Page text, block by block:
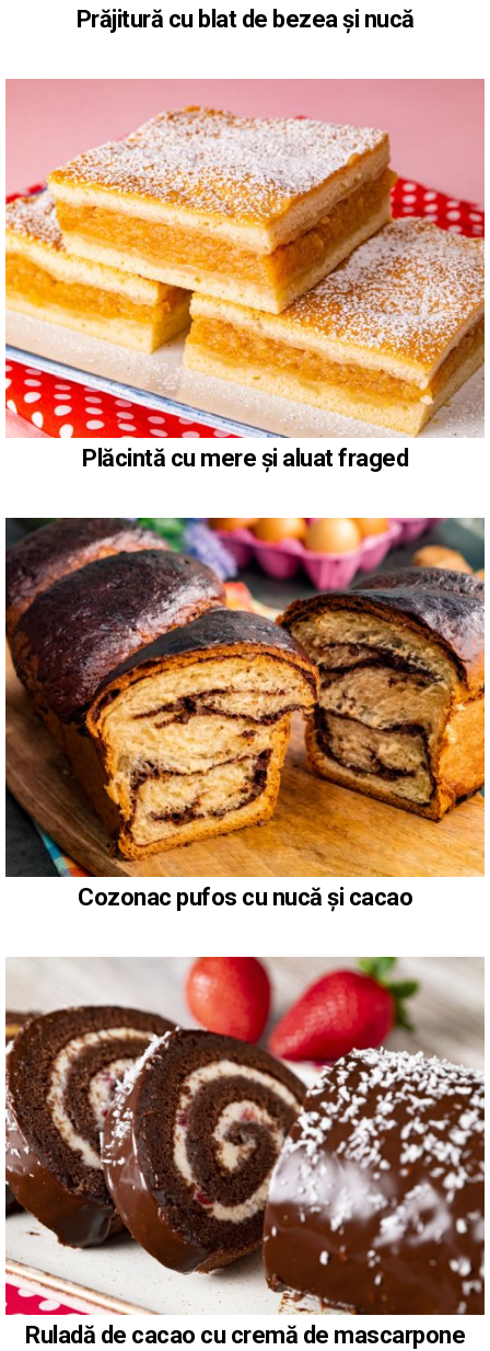
Prăjitură cu blat de bezea și nucă
Plăcintă cu mere și aluat fraged
Cozonac pufos cu nucă și cacao
Ruladă de cacao cu cremă de mascarpone